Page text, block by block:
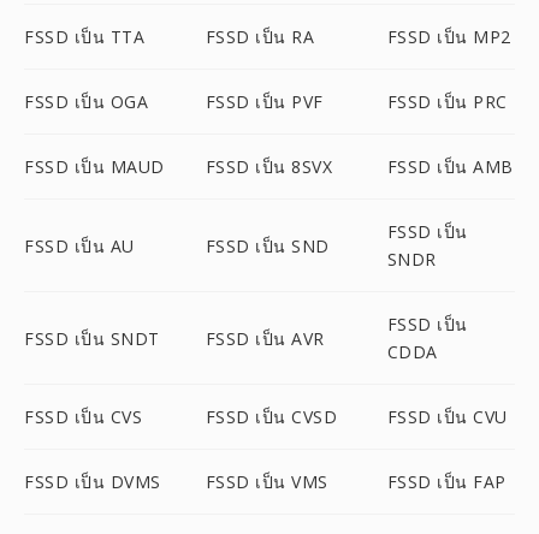
FSSD เป็น TTA FSSD เป็น RA FSSD เป็น MP2
FSSD เป็น OGA FSSD เป็น PVF FSSD เป็น PRC
FSSD เป็น MAUD FSSD เป็น 8SVX FSSD เป็น AMB
FSSD เป็น AU FSSD เป็น SND
FSSD เป็น
SNDR
FSSD เป็น SNDT FSSD เป็น AVR
FSSD เป็น
CDDA
FSSD เป็น CVS FSSD เป็น CVSD FSSD เป็น CVU
FSSD เป็น DVMS FSSD เป็น VMS FSSD เป็น FAP